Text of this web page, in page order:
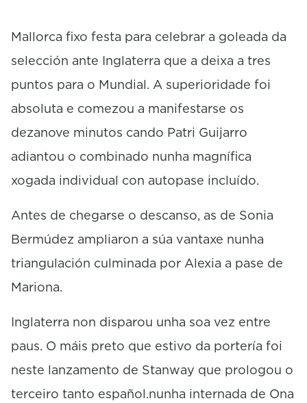
d
Mallorca fixo festa para celebrar a goleada da
selección ante Inglaterra que a deixa a tres
puntos para o Mundial. A superioridade foi
absoluta e comezou a manifestarse os
dezanove minutos cando Patri Guijarro
adiantou o combinado nunha magnífica
xogada individual con autopase incluído.
Antes de chegarse o descanso, as de Sonia
Bermúdez ampliaron a súa vantaxe nunha
triangulación culminada por Alexia a pase de
Mariona.
Inglaterra non disparou unha soa vez entre
paus. O máis preto que estivo da portería foi
neste lanzamento de Stanway que prologou o
terceiro tanto español.nunha internada de Ona